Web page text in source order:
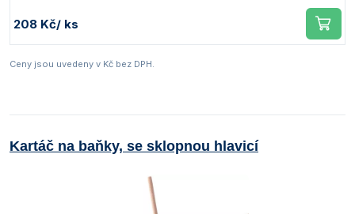
208 Kč/ ks
Ceny jsou uvedeny v Kč bez DPH.
Kartáč na baňky, se sklopnou hlavicí